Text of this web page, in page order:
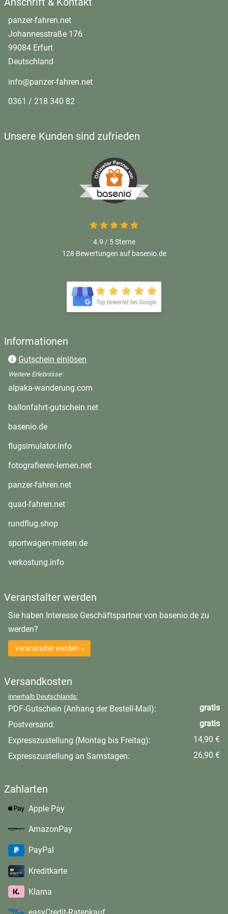
panzer-fahren.net
Johannesstraße 176
99084 Erfurt
Deutschland
info@panzer-fahren.net
0361 / 218 340 82
Unsere Kunden sind zufrieden
4.9 / 5Sterne
128 Bewertungen auf basenio.de
öffnet in neuem Fenster
Informationen
Gutschein einlösen
Weitere Erlebnisse:
alpaka-wanderung.com
ballonfahrt-gutschein.netöffnet in neuem Fenster
basenio.deöffnet in neuem Fenster
flugsimulator.infoöffnet in neuem Fenster
fotografieren-lernen.netöffnet in neuem Fenster
panzer-fahren.netöffnet in neuem Fenster
quad-fahren.netöffnet in neuem Fenster
rundflug.shopöffnet in neuem Fenster
sportwagen-mieten.deöffnet in neuem Fenster
verkostung.infoöffnet in neuem Fenster
Veranstalter werden
Sie haben Interesse Geschäftspartner von basenio.de zu
werden?
Veranstalter werden »
Versandkosten
innerhalb Deutschlands:
PDF-Gutschein (Anhang der Bestell-Mail):
gratis
Postversand:
gratis
Expresszustellung (Montag bis Freitag):
14,90 €
Expresszustellung an Samstagen:
26,90 €
Zahlarten
Apple Pay
AmazonPay
PayPal
Kreditkarte
Klarna